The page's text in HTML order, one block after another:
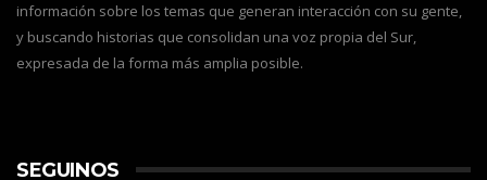
información sobre los temas que generan interacción con su gente,
y buscando historias que consolidan una voz propia del Sur,
expresada de la forma más amplia posible.
SEGUINOS